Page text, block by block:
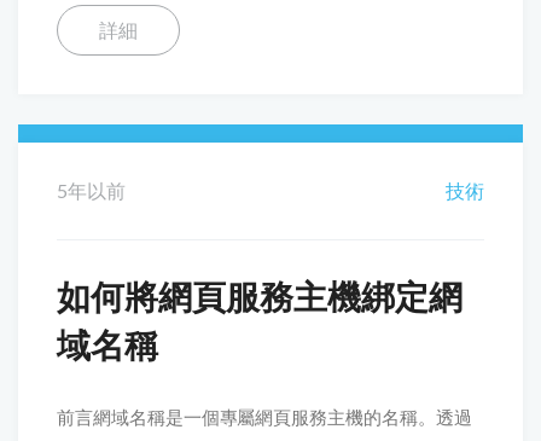
詳細
5年以前 技術
如何將網頁服務主機綁定網
域名稱
前言網域名稱是一個專屬網頁服務主機的名稱。透過